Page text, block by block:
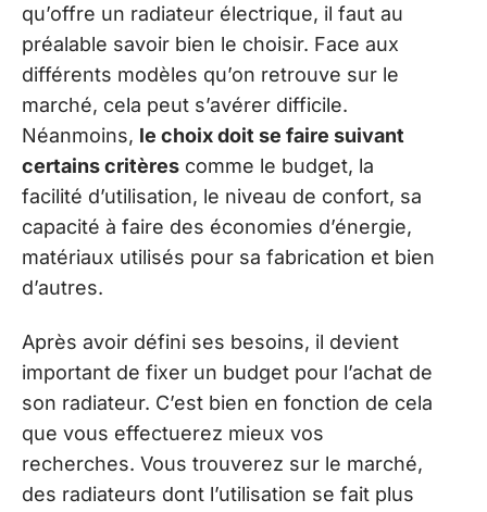
qu’offre un radiateur électrique, il faut au
préalable savoir bien le choisir. Face aux
différents modèles qu’on retrouve sur le
marché, cela peut s’avérer difficile.
Néanmoins, le choix doit se faire suivant
certains critères comme le budget, la
facilité d’utilisation, le niveau de confort, sa
capacité à faire des économies d’énergie,
matériaux utilisés pour sa fabrication et bien
d’autres.
Après avoir défini ses besoins, il devient
important de fixer un budget pour l’achat de
son radiateur. C’est bien en fonction de cela
que vous effectuerez mieux vos
recherches. Vous trouverez sur le marché,
des radiateurs dont l’utilisation se fait plus